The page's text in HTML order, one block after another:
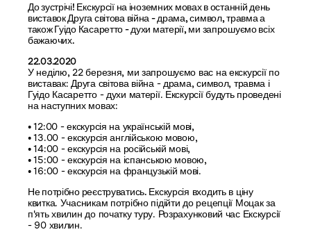
До зустрічі! Екскурсії на іноземних мовах в останній день
виставок Друга світова війна - драма, символ, травма а
також Гуідо Касаретто - духи матерії, ми запрошуємо всіх
бажаючих.
22.03.2020
У неділю, 22 березня, ми запрошуємо вас на екскурсії по
виставак: Друга світова війна - драма, символ, травма і
Гуідо Касаретто - духи матерії. Екскурсії будуть проведені
на наступних мовах:
• 12:00 - екскурсія на українській мові,
• 13.00 - екскурсія англійською мовою,
• 14:00 - екскурсія на російській мові,
• 15:00 - екскурсія на іспанською мовою,
• 16:00 - екскурсія на французькій мові.
Не потрібно реєструватись.Екскурсія входить в ціну
квитка. Учасникам потрібно підійти до рецепції Моцак за
п'ять хвилин до початку туру. Розрахунковий час Екскурсії
- 90 хвилин.